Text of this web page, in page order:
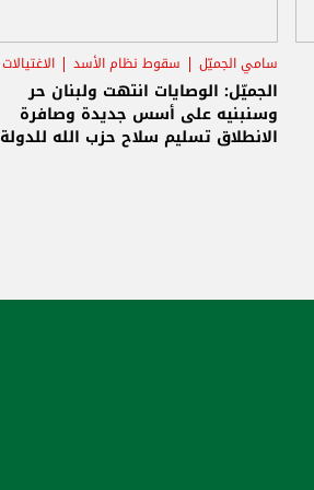
سامي الجميّل سقوط نظام الأسد الاغتيالات
الجميّل: الوصايات انتهت ولبنان حر
وسنبنيه على أسس جديدة وصافرة
الانطلاق تسليم سلاح حزب الله للدولة